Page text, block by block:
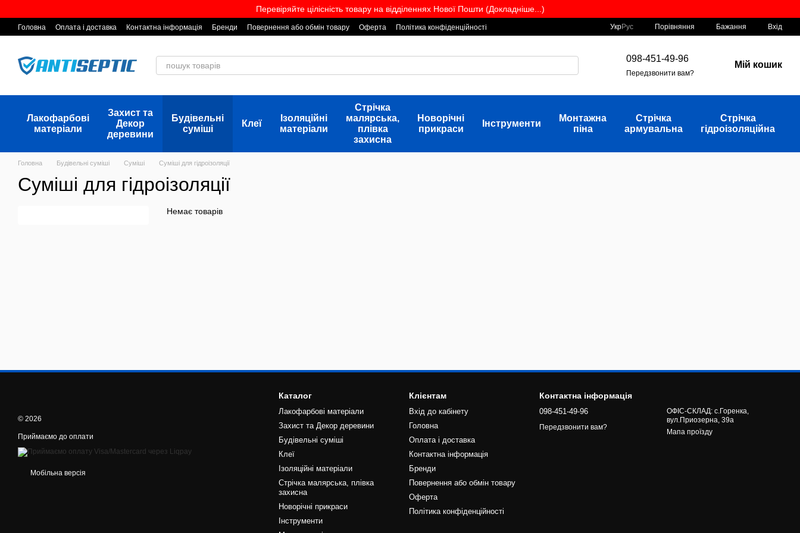
Перевіряйте цілісність товару на відділеннях Нової Пошти (Докладніше...)
Головна Оплата і доставка Контактна інформація Бренди Повернення або обмін товару Оферта Політика конфіденційності УкрРус Порівняння Бажання Вхід
098-451-49-96
Передзвонити вам?
Мій кошик
Лакофарбові
матеріали
Захист та
Декор
деревини
Будівельні
суміші
Клеї
Ізоляційні
матеріали
Стрічка
малярська,
плівка
захисна
Новорічні
прикраси
Інструменти
Монтажна
піна
Стрічка
армувальна
Стрічка
гідроізоляційна
Головна Будівельні суміші Суміші Суміші для гідроізоляції
Суміші для гідроізоляції
Немає товарів
© 2026
Приймаємо до оплати
Мобільна версія
Каталог
Лакофарбові матеріали
Захист та Декор деревини
Будівельні суміші
Клеї
Ізоляційні матеріали
Стрічка малярська, плівка
захисна
Новорічні прикраси
Інструменти
Клієнтам
Вхід до кабінету
Головна
Оплата і доставка
Контактна інформація
Бренди
Повернення або обмін товару
Оферта
Політика конфіденційності
Контактна інформація
098-451-49-96
Передзвонити вам?
ОФІС-СКЛАД: с.Горенка,
вул.Приозерна, 39а
Мапа проїзду